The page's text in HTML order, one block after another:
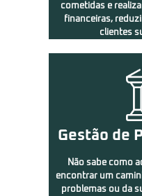
cometidas e
financeiras,
clientes
Gestão de
Não sabe como
encontrar um
problemas ou da